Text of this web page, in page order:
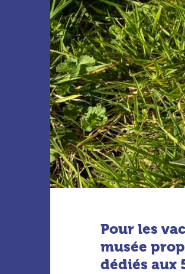
Pour les
musée
dédiés aux